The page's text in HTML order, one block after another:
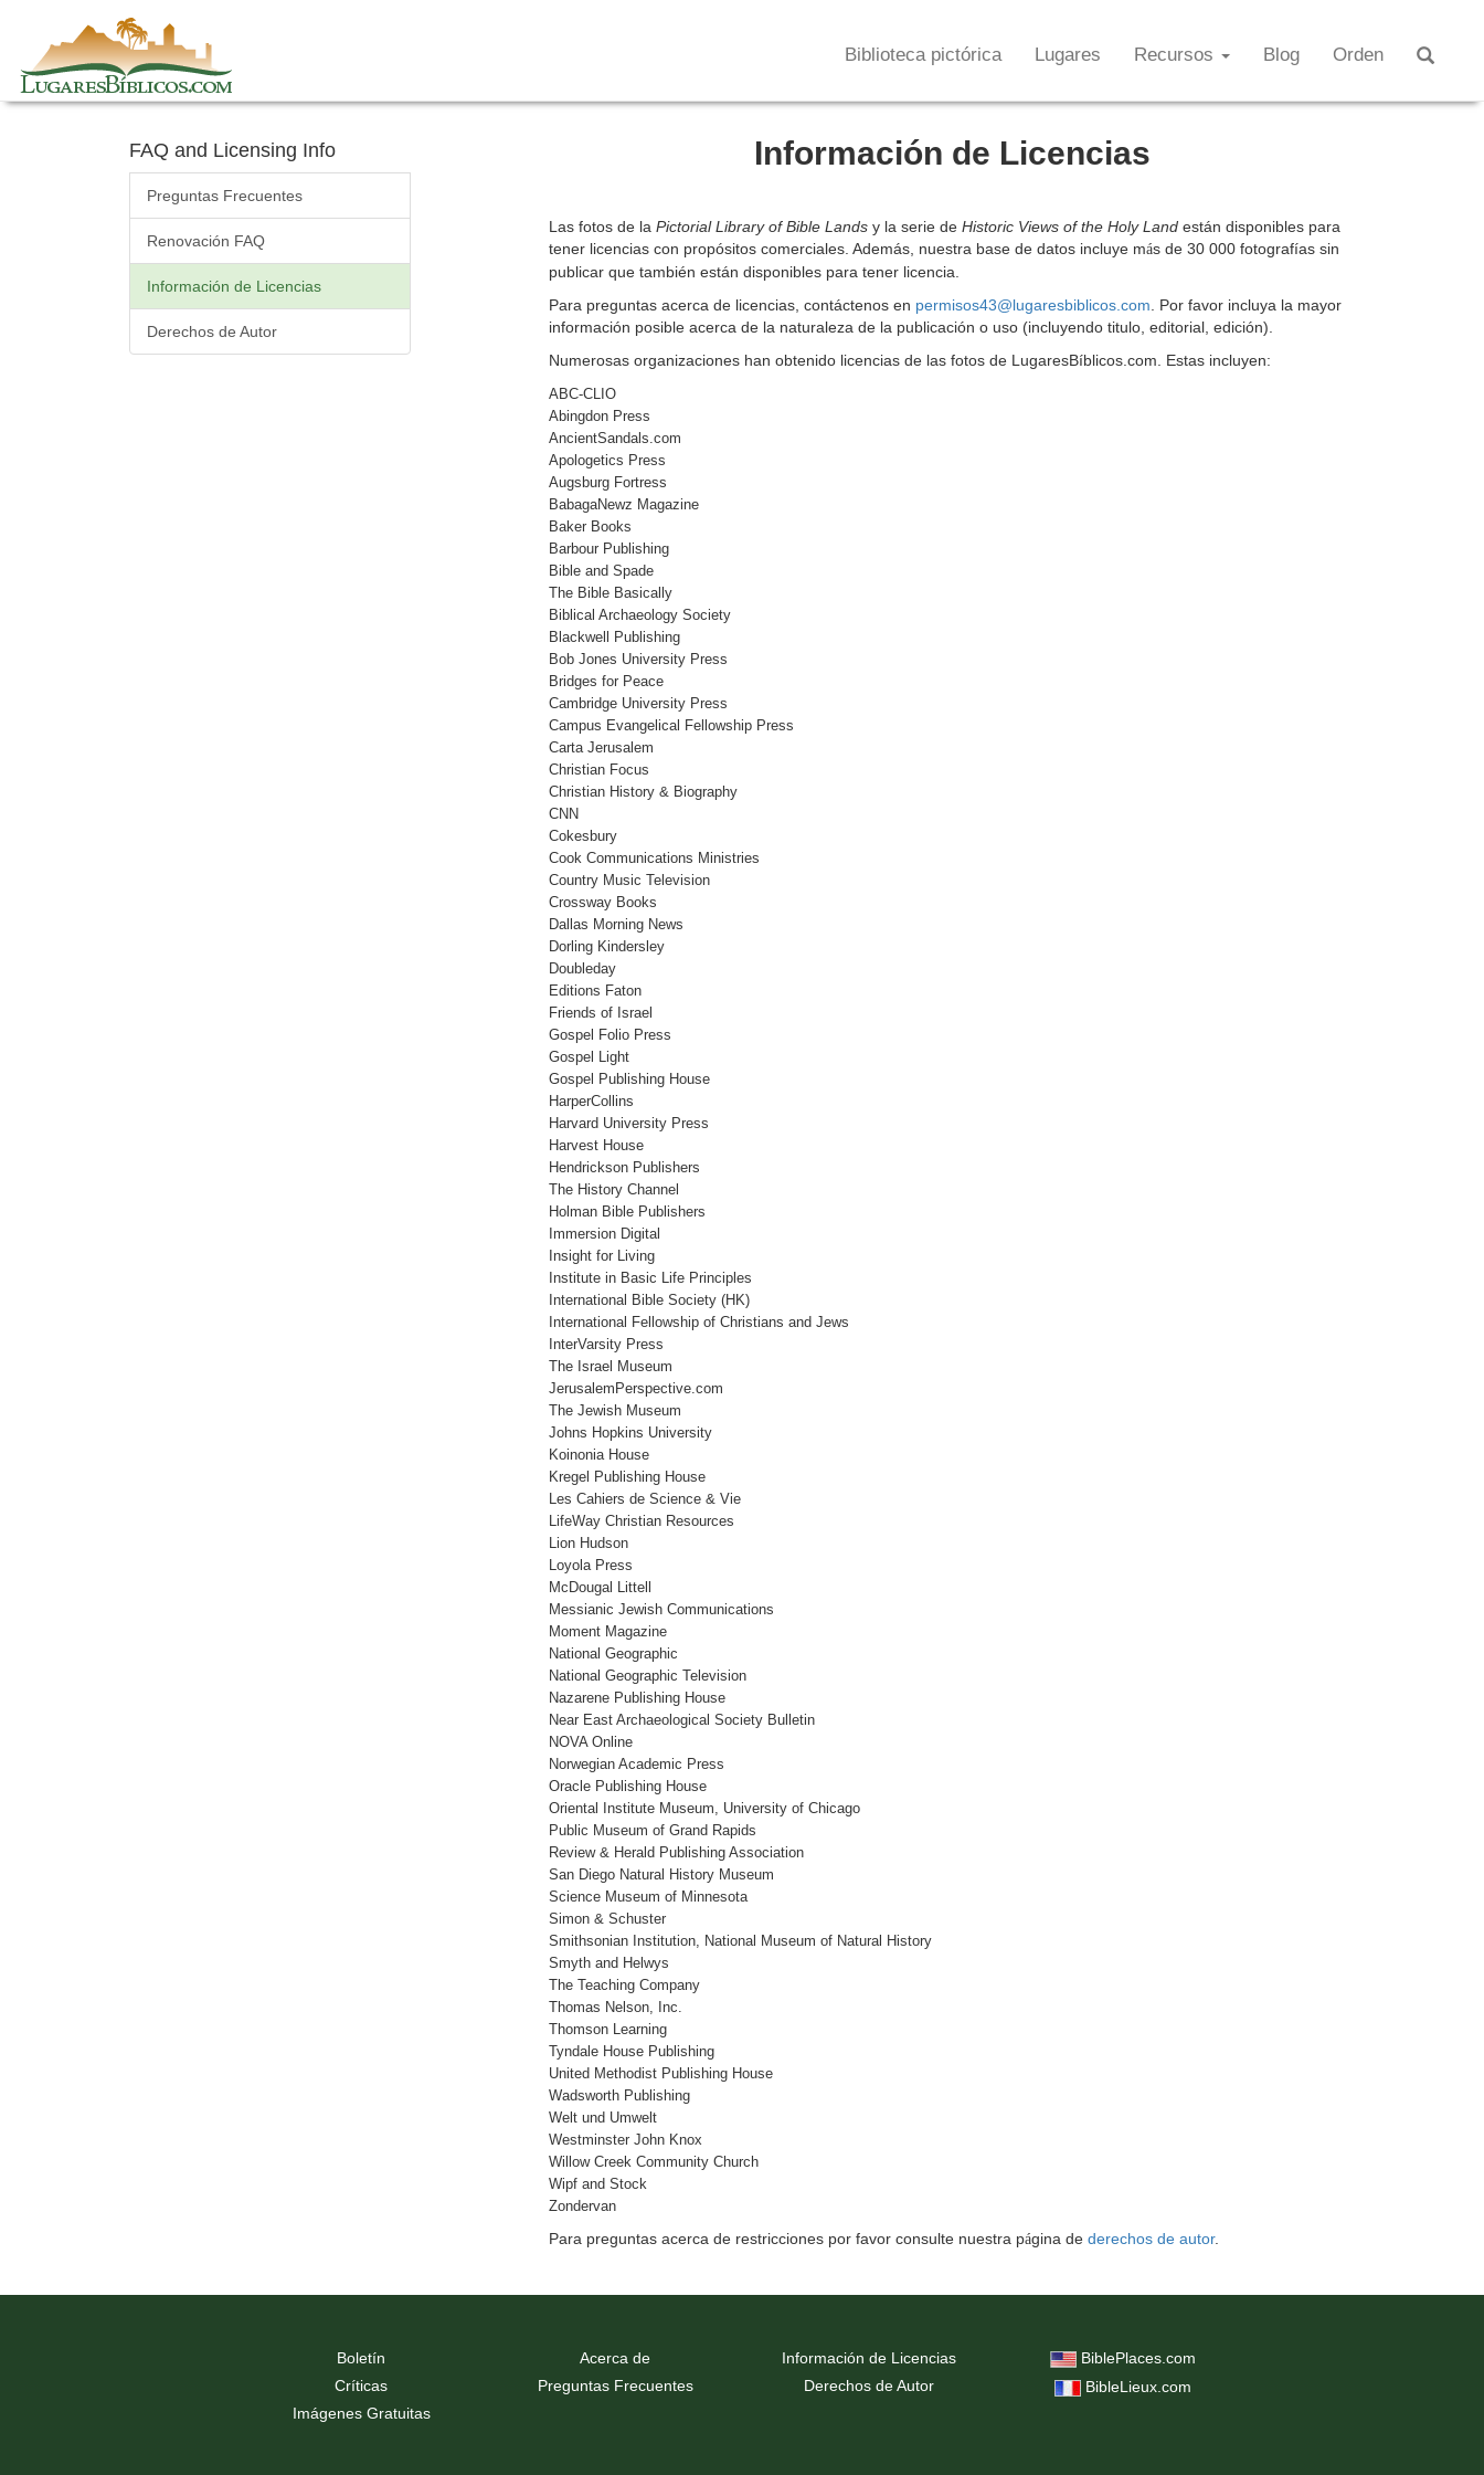
content
Biblioteca pictórica Lugares Recursos Blog Orden
FAQ and Licensing Info
Preguntas Frecuentes
Renovación FAQ
Información de Licencias
Derechos de Autor
Información de Licencias
Las fotos de la Pictorial Library of Bible Lands y la serie de Historic Views of the Holy Land están disponibles para
tener licencias con propósitos comerciales. Además, nuestra base de datos incluye más de 30 000 fotografías sin
publicar que también están disponibles para tener licencia.
Para preguntas acerca de licencias, contáctenos en permisos43@lugaresbiblicos.com . Por favor incluya la mayor
información posible acerca de la naturaleza de la publicación o uso (incluyendo titulo, editorial, edición).
Numerosas organizaciones han obtenido licencias de las fotos de LugaresBíblicos.com. Estas incluyen:
ABC-CLIO
Abingdon Press
AncientSandals.com
Apologetics Press
Augsburg Fortress
BabagaNewz Magazine
Baker Books
Barbour Publishing
Bible and Spade
The Bible Basically
Biblical Archaeology Society
Blackwell Publishing
Bob Jones University Press
Bridges for Peace
Cambridge University Press
Campus Evangelical Fellowship Press
Carta Jerusalem
Christian Focus
Christian History & Biography
CNN
Cokesbury
Cook Communications Ministries
Country Music Television
Crossway Books
Dallas Morning News
Dorling Kindersley
Doubleday
Editions Faton
Friends of Israel
Gospel Folio Press
Gospel Light
Gospel Publishing House
HarperCollins
Harvard University Press
Harvest House
Hendrickson Publishers
The History Channel
Holman Bible Publishers
Immersion Digital
Insight for Living
Institute in Basic Life Principles
International Bible Society (HK)
International Fellowship of Christians and Jews
InterVarsity Press
The Israel Museum
JerusalemPerspective.com
The Jewish Museum
Johns Hopkins University
Koinonia House
Kregel Publishing House
Les Cahiers de Science & Vie
LifeWay Christian Resources
Lion Hudson
Loyola Press
McDougal Littell
Messianic Jewish Communications
Moment Magazine
National Geographic
National Geographic Television
Nazarene Publishing House
Near East Archaeological Society Bulletin
NOVA Online
Norwegian Academic Press
Oracle Publishing House
Oriental Institute Museum, University of Chicago
Public Museum of Grand Rapids
Review & Herald Publishing Association
San Diego Natural History Museum
Science Museum of Minnesota
Simon & Schuster
Smithsonian Institution, National Museum of Natural History
Smyth and Helwys
The Teaching Company
Thomas Nelson, Inc.
Thomson Learning
Tyndale House Publishing
United Methodist Publishing House
Wadsworth Publishing
Welt und Umwelt
Westminster John Knox
Willow Creek Community Church
Wipf and Stock
Zondervan
Para preguntas acerca de restricciones por favor consulte nuestra página de derechos de autor.
Boletín
Críticas
Imágenes Gratuitas
Acerca de
Preguntas Frecuentes
Información de Licencias
Derechos de Autor
BiblePlaces.com
BibleLieux.com